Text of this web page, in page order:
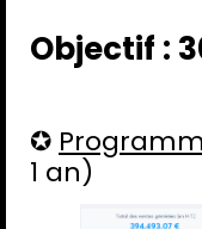
Objectif :
✪
1 an)